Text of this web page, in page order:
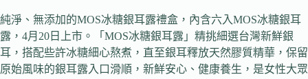
純淨、無添加的MOS冰糖銀耳露禮盒，內含六入MOS冰糖銀耳
露，4月20日上市。「MOS冰糖銀耳露」精挑細選台灣新鮮銀
耳，搭配些許冰糖細心熬煮，直至銀耳釋放天然膠質精華，保留
原始風味的銀耳露入口滑順，新鮮安心、健康養生，是女性大眾